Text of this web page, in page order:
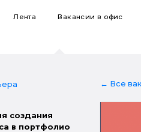
Лента Вакансиив офис
создания
в портфолио
← Все